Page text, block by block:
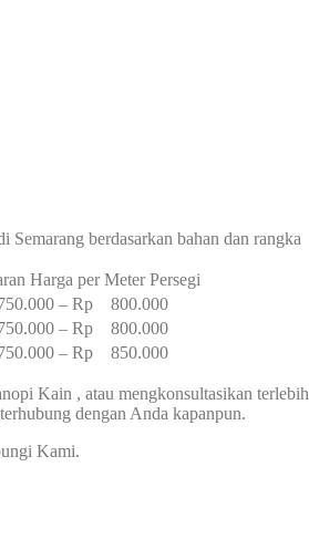
berdasarkan bahan dan rangka
Harga per Meter Persegi
– Rp 800.000
– Rp 800.000
– Rp 850.000
Kain , atau mengkonsultasikan
dengan Anda kapanpun.
Kami.